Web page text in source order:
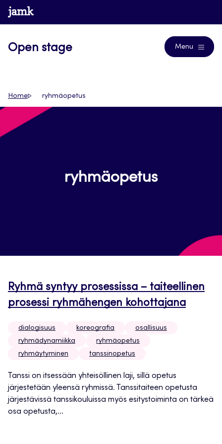
Siirry
suoraan
www.jamk.fi
Open stage Menu
Home ryhmäopetus
ryhmäopetus
Ryhmä syntyy prosessissa – taiteellinen
prosessi ryhmähengen kohottajana
dialogisuus koreografia
osallisuus
ryhmädynamiikka
ryhmäopetus
ryhmäytyminen
tanssinopetus
Tanssi on itsessään yhteisöllinen laji, sillä opetus
järjestetään yleensä ryhmissä. Tanssitaiteen opetusta
järjestävissä tanssikouluissa myös esitystoiminta on tärkeä
osa opetusta,...